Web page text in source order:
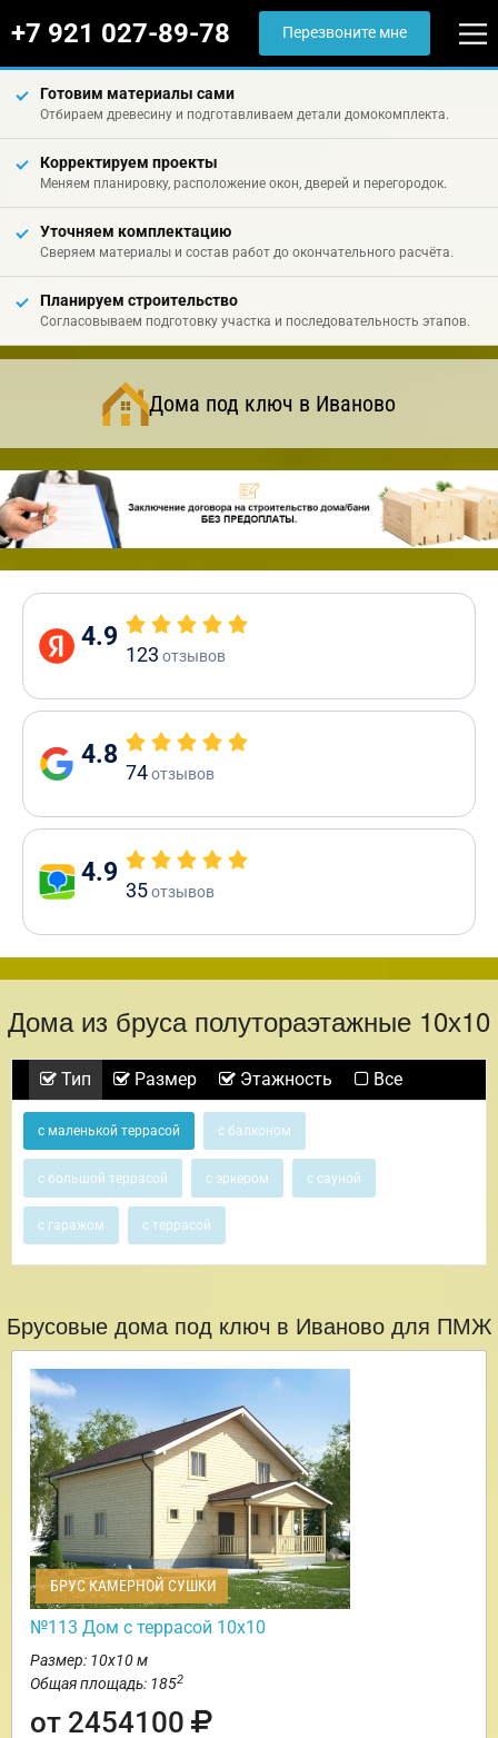
+7 921 027-89-78 Перезвоните мне
Готовим материалы сами
Отбираем древесину и подготавливаем детали домокомплекта.
Корректируем проекты
Меняем планировку, расположение окон, дверей и перегородок.
Уточняем комплектацию
Сверяем материалы и состав работ до окончательного расчёта.
Планируем строительство
Согласовываем подготовку участка и последовательность этапов.
Дома под ключ в Иваново
4.9
123 отзывов
4.8
74отзывов
4.9
35отзывов
Дома из бруса полутораэтажные 10х10
Тип Размер Этажность Все
с маленькой террасой с балконом
с большой террасой с эркером с сауной
с гаражом с террасой
Брусовые дома под ключ в Иваново для ПМЖ
БРУС КАМЕРНОЙ СУШКИ
№113 Дом с террасой 10х10
Размер: 10х10 м
Общая площадь: 1852
от 2454100